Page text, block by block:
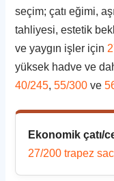
seçim; çatı eğimi,
tahliyesi, estetik
ve yaygın işler için
yüksek hadve ve
40/245,55/300 ve
Ekonomik çatı/
27/200 trapez sac